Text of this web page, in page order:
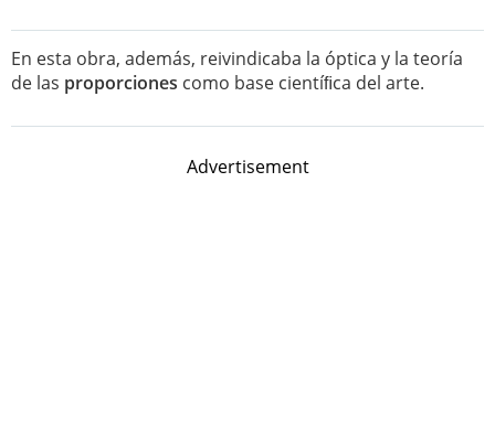
En esta obra, además, reivindicaba la óptica y la teoría
de las proporciones como base cientíﬁca del arte.
Advertisement